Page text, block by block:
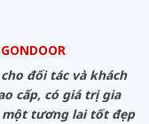
đối tác và khách
cấp, có giá trị gia
một tương lai tốt đẹp